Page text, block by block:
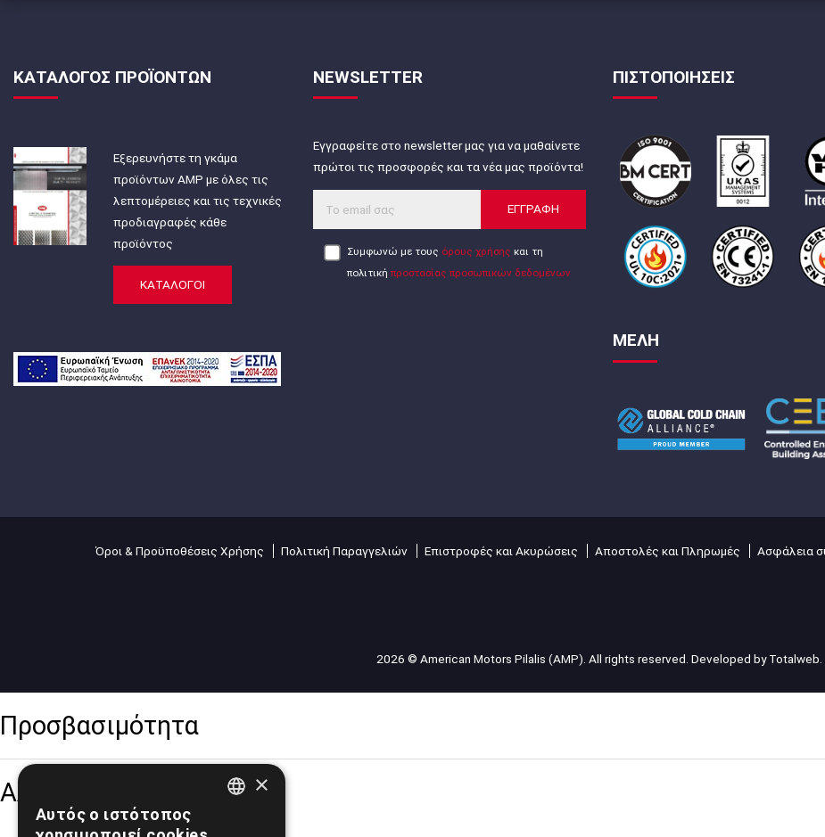
ΚΑΤΑΛΟΓΟΣ ΠΡΟΪΟΝΤΩΝ
Εξερευνήστε τη γκάμα
προϊόντων AMP με όλες τις
λεπτομέρειες και τις τεχνικές
προδιαγραφές κάθε
προϊόντος
ΚΑΤΑΛΟΓΟΙ
NEWSLETTER
Εγγραφείτε στο newsletter μας για να μαθαίνετε
πρώτοι τις προσφορές και τα νέα μας προϊόντα!
ΕΓΓΡΑΦΗ
Συμφωνώ με τους όρους χρήσης και τη
πολιτική προστασίας προσωπικών δεδομένων
ΠΙΣΤΟΠΟΙΗΣΕΙΣ
ΜΕΛΗ
Όροι & Προϋποθέσεις Χρήσης Πολιτική Παραγγελιών Επιστροφές και Ακυρώσεις Αποστολές και Πληρωμές Ασφάλεια
2026 © American Motors Pilalis (AMP). All rights reserved. Developed byTotalweb
Προσβασιμότητα
Αλλαγή Μεγέθους ×
Αυτός ο ιστότοπος